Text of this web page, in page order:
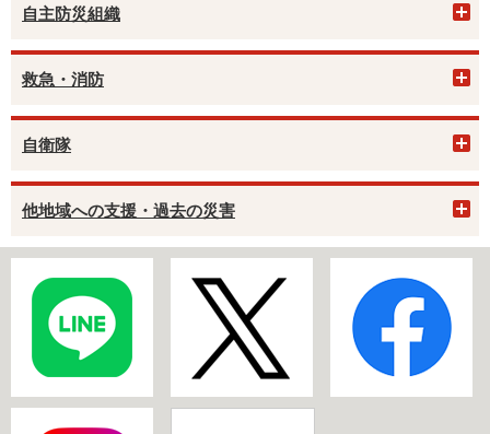
自主防災組織
救急・消防
自衛隊
他地域への支援・過去の災害